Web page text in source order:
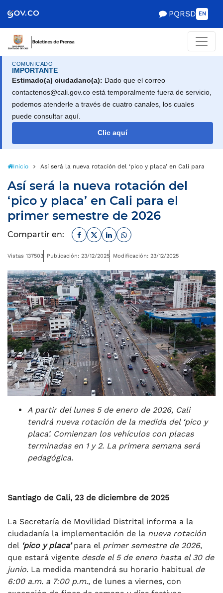
PQRSD EN
COMUNICADO
IMPORTANTE
Estimado(a) ciudadano(a): Dado que el correo
contactenos@cali.gov.co está temporalmente fuera de servicio,
podemos atenderle a través de cuatro canales, los cuales
puede consultar aquí.
Clic aquí
Inicio Así será la nueva rotación del ‘pico y placa’ en Cali para el
Así será la nueva rotación del
‘pico y placa’ en Cali para el
primer semestre de 2026
Compartir en: Facebook
TwitterLinkedinWhatsapp
Vistas 137503 Publicación: 23/12/2025 Modificación: 23/12/2025
A partir del lunes 5 de enero de 2026, Cali
tendrá nueva rotación de la medida del ‘pico y
placa’. Comienzan los vehículos con placas
terminadas en 1 y 2. La primera semana será
pedagógica.
Santiago de Cali, 23 de diciembre de 2025
La Secretaría de Movilidad Distrital informa a la
ciudadanía la implementación de la nueva rotación
del ‘pico y placa’para el primer semestre de 2026,
que estará vigente desde el 5 de enero hasta el 30 de
junio. La medida mantendrá su horario habitual de
6:00 a.m. a 7:00 p.m., de lunes a viernes, con